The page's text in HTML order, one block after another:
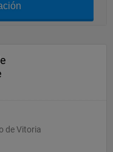
de Vitoria